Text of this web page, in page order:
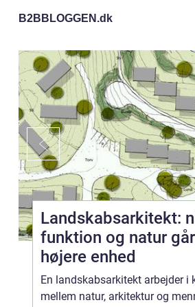
B2BBLOGGEN.dk
Landskabsarkitekt:
funktion og natur
højere enhed
En landskabsarkitekt arbejder i
mellem natur, arkitektur og